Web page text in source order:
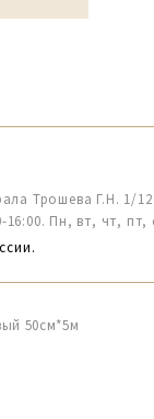
Трошева Г.Н. 1/12
16:00. Пн, вт, чт, пт,
50см*5м